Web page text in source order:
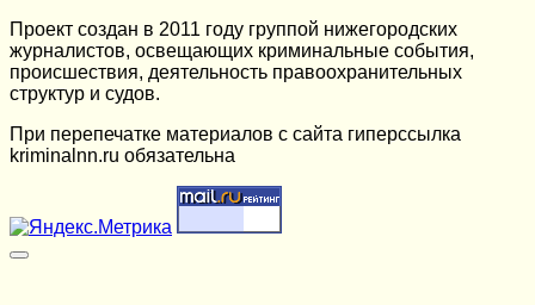
Проект создан в 2011 году группой нижегородских
журналистов, освещающих криминальные события,
происшествия, деятельность правоохранительных
структур и судов.
При перепечатке материалов c сайта гиперссылка
kriminalnn.ru обязательна